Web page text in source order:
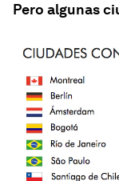
Pero algunas